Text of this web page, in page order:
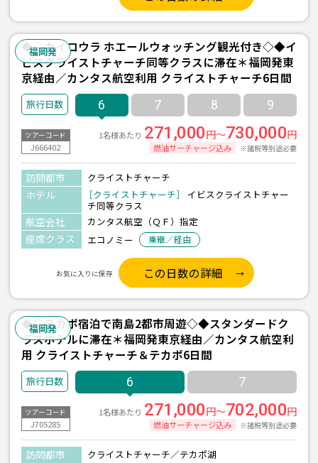
福岡発
◆◇カイコウラ ホエールウォッチング観光付き◇◆イ
ビスクライストチャーチ同等クラスに滞在＊福岡発東
京経由／カンタス航空利用 クライストチャーチ6日間
6 7 8 9
ツアーコード
J666402
1名様あたり 271,000円～730,000円
燃油サーチャージ込み ※諸税等別途必要
訪問都市 クライストチャーチ
ホテル ［クライストチャーチ］
イビスクライストチャー
チ同等クラス
航空会社 カンタス航空（ＱＦ）指定
座席クラス エコノミー 乗継／経由
お気に入りに保存 この日数の詳細
福岡発
◆◇テカポ宿泊で南島2都市周遊◇◆スタンダードク
ラスホテルに滞在＊福岡発東京経由／カンタス航空利
用 クライストチャーチ＆テカポ6日間
6 7
ツアーコード
J705285
1名様あたり 271,000円～702,000円
燃油サーチャージ込み ※諸税等別途必要
訪問都市 クライストチャーチ／テカポ湖